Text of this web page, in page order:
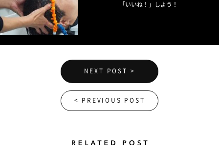
「いいね！」しよう！
NEXT POST >
< PREVIOUS POST